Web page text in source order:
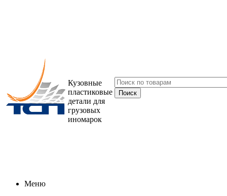
Кузовные
пластиковые
детали для
грузовых
иномарок
Меню